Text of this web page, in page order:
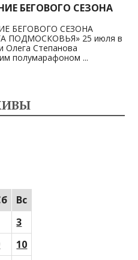
БЕГОВОГО СЕЗОНА
БЕГОВОГО СЕЗОНА
ПОДМОСКОВЬЯ» 25 июля в
Олега Степанова
полумарафоном ...
Вс
3
10